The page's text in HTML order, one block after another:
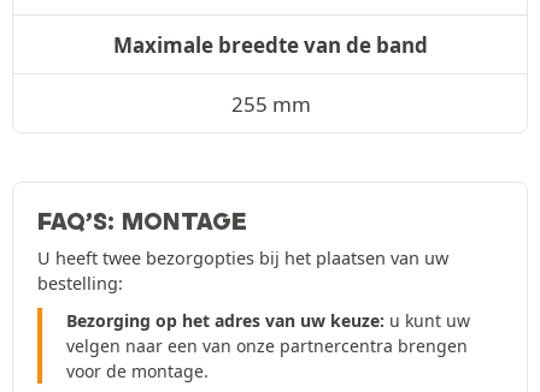
Maximale breedte van de band
255 mm
FAQ’S: MONTAGE
U heeft twee bezorgopties bij het plaatsen van uw
bestelling:
Bezorging op het adres van uw keuze: u kunt uw
velgen naar een van onze partnercentra brengen
voor de montage.